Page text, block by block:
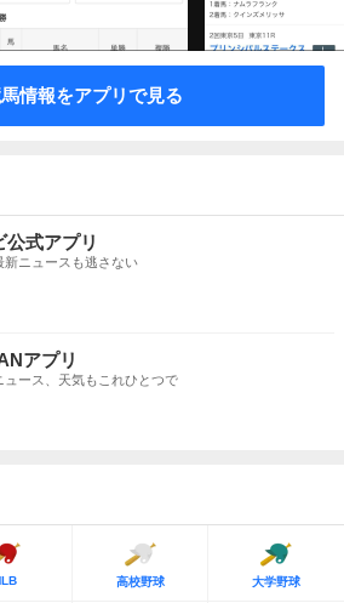
情報をアプリで見る
公式アプリ
新ニュースも逃さない
アプリ
ュース、天気もこれひとつで
高校野球 大学野球